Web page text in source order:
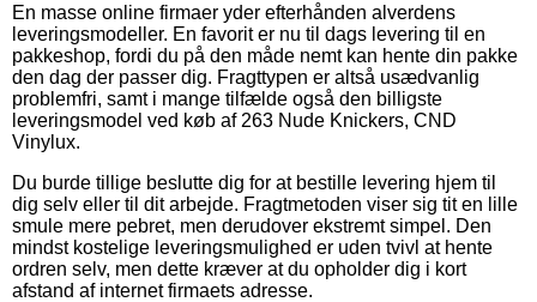
En masse online firmaer yder efterhånden alverdens
leveringsmodeller. En favorit er nu til dags levering til en
pakkeshop, fordi du på den måde nemt kan hente din pakke
den dag der passer dig. Fragttypen er altså usædvanlig
problemfri, samt i mange tilfælde også den billigste
leveringsmodel ved køb af 263 Nude Knickers, CND
Vinylux.
Du burde tillige beslutte dig for at bestille levering hjem til
dig selv eller til dit arbejde. Fragtmetoden viser sig tit en lille
smule mere pebret, men derudover ekstremt simpel. Den
mindst kostelige leveringsmulighed er uden tvivl at hente
ordren selv, men dette kræver at du opholder dig i kort
afstand af internet firmaets adresse.